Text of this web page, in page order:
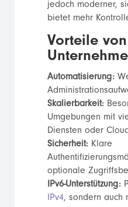
jedoch moderner,
bietet mehr
Vorteile
Automatisierung:
Skalierbarkeit:
Umgebungen mit
Diensten oder
Sicherheit:Klare
optionale
IPv6-Unterstützung:
IPv4, sondern auch